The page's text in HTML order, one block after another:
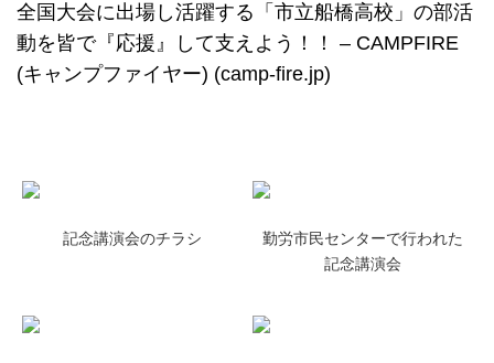
全国大会に出場し活躍する「市立船橋高校」の部活
動を皆で『応援』して支えよう！！ – CAMPFIRE
(キャンプファイヤー) (camp-fire.jp)
記念講演会のチラシ
勤労市民センターで行われた
記念講演会